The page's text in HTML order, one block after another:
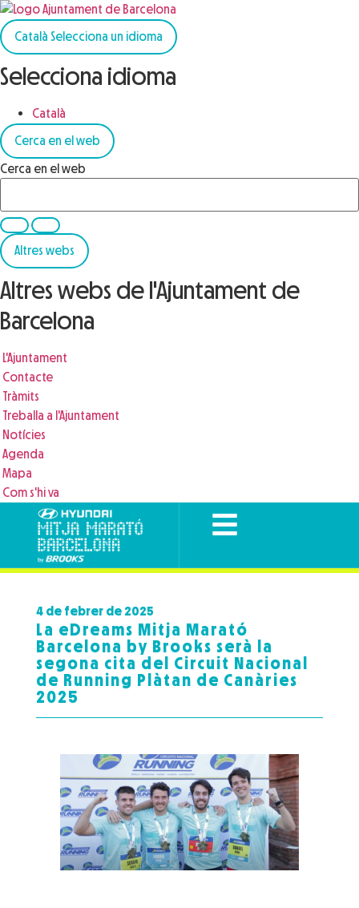
Català Selecciona un idioma
Selecciona idioma
Català
Cerca en el web
Cerca en el web
Altres webs
Altres webs de l'Ajuntament de
Barcelona
L'Ajuntament
Contacte
Tràmits
Treballa a l'Ajuntament
Notícies
Agenda
Mapa
Com s'hi va
4 de febrer de 2025
La eDreams Mitja Marató
Barcelona by Brooks serà la
segona cita del Circuit Nacional
de Running Plàtan de Canàries
2025